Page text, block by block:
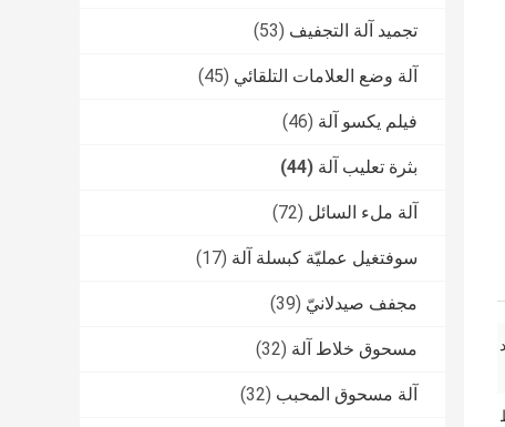
تجميد آلة التجفيف (53)
آلة وضع العلامات التلقائي (45)
فيلم يكسو آلة (46)
بثرة تعليب آلة (44)
آلة ملء السائل (72)
سوفتغيل عمليّة كبسلة آلة (17)
مجفف صيدلانيّ (39)
مسحوق خلاط آلة (32)
آلة مسحوق المحبب (32)